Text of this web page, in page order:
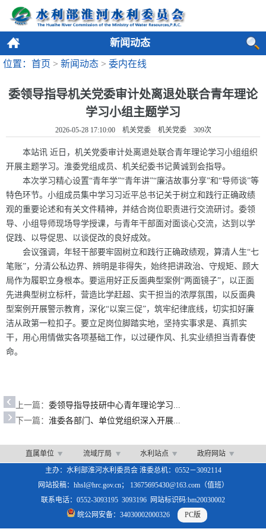
新闻动态
位置：首页 > 新闻动态 > 委内在线
委领导指导机关党委审计处离退处联合青年理论
学习小组主题学习
2026-05-28 17:10:00 机关党委 机关党委 309次
本站讯 近日，机关党委审计处离退处联合青年理论学习小组组织
开展主题学习。淮委党组成员、机关纪委书记黄诚到会指导。
本次学习精心设置“青年学”“青年讲”“廉洁故事分享”和“导师谈”等
特色环节。小组成员集中学习习近平总书记关于树立和践行正确政绩
观的重要论述和有关文件精神，并结合岗位职责进行交流研讨。委领
导、小组导师现场导学授课，与青年干部面对面谈心交流，达到以学
促践、以导促思、以谈促改的良好成效。
会议强调，年轻干部要牢固树立和践行正确政绩观，算清人生“七
笔账”，分清公私边界、辨明是非得失，始终把讲政治、守规矩、顾大
局作为履职立身根本。要运用好正反面典型案例“两面镜子”，以正面
先进典型树立标杆，营造比学赶超、实干担当的浓厚氛围，以反面典
型案例开展警示教育，深化“以案三促”，筑牢纪律底线，切实扣好廉
洁从政第一粒扣子。要立足岗位脚踏实地，坚持实事求是、真抓实
干，用心用情做实各项基础工作，以过硬作风、扎实业绩担当青春使
命。
上一篇： 委领导指导技研中心青年理论学习...
下一篇： 淮委各部门、单位党组织深入开展...
直属单位 流域厅局 水利站点
政府网站
主办：水利部淮河水利委员会 淮委总机：0552－3092114
网站投稿：hhsl@hrc.gov.cn； 13675695430@163.com（值班）
联系电话：0552-3093195 3093196 网站标识码:bm20030002
皖公网安备：34030002000326
PC版